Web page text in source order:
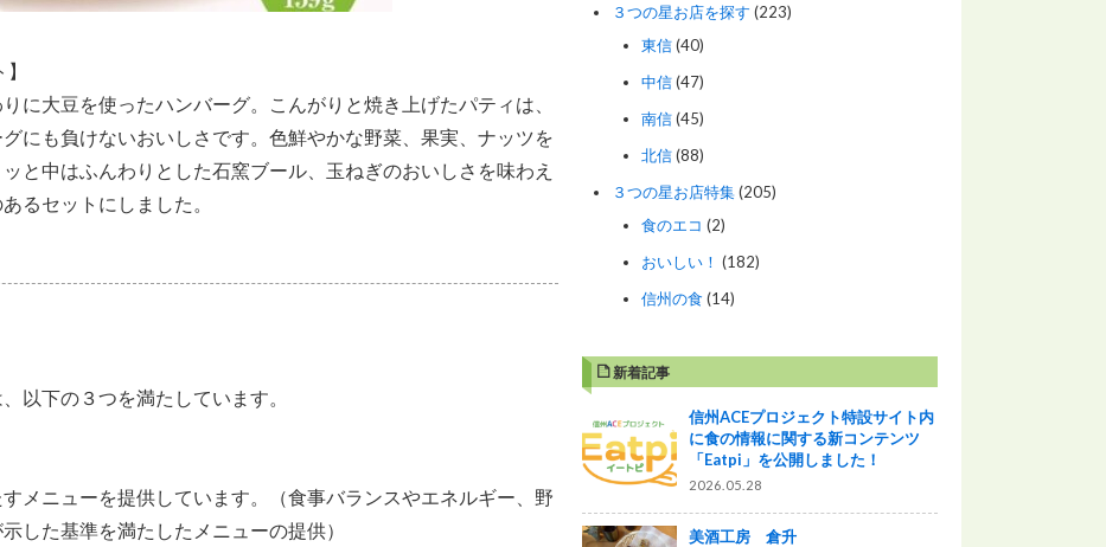
に大豆を使ったハンバーグ。こんがりと焼き上げたパティは、
にも負けないおいしさです。色鮮やかな野菜、果実、ナッツを
と中はふんわりとした石窯ブール、玉ねぎのおいしさを味わえ
るセットにしました。
以下の３つを満たしています。
メニューを提供しています。（食事バランスやエネルギー、野
した基準を満たしたメニューの提供）
３つの星お店を探す (223)
東信(40)
中信(47)
南信(45)
北信(88)
３つの星お店特集(205)
食のエコ (2)
おいしい！ (182)
信州の食(14)
新着記事
信州ACEプロジェクト特設サイト内
に食の情報に関する新コンテンツ
「Eatpi」を公開しました！
2026.05.28
美酒工房 倉升